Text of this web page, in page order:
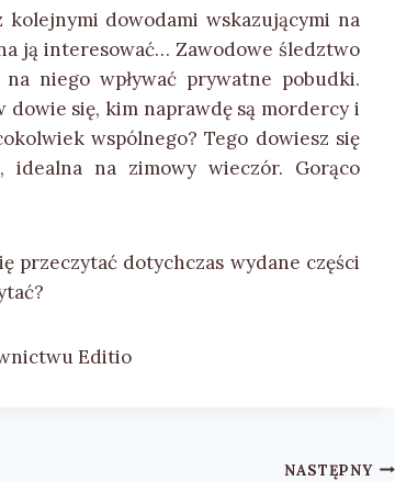
dowodami wskazującymi na
ją interesować… Zawodowe śledztwo
niego wpływać prywatne pobudki.
się, kim naprawdę są mordercy i
wspólnego? Tego dowiesz się
idealna na zimowy wieczór. Gorąco
przeczytać dotychczas wydane części
Editio
NASTĘPNY